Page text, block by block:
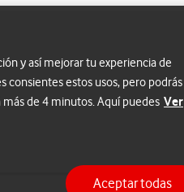
y así mejorar tu experiencia de
consientes estos usos, pero podrás
de 4 minutos. Aquí puedes Ver
Aceptar todas